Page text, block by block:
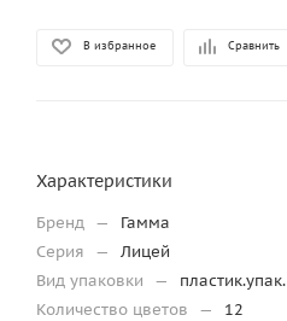
В избранное Сравнить
Характеристики
Бренд —
Гамма
Серия
—
Лицей
Вид упаковки
—
пластик.упак.
Количество цветов
—
12